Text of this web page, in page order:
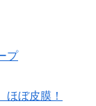
プ
ぼ皮膜！